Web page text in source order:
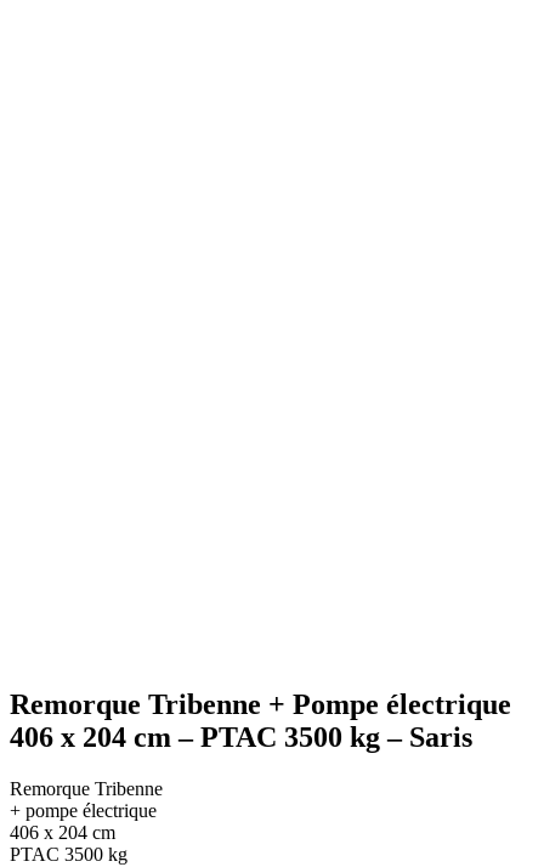
Remorque Tribenne + Pompe électrique
406 x 204 cm – PTAC 3500 kg – Saris
Remorque Tribenne
+ pompe électrique
406 x 204 cm
PTAC 3500 kg